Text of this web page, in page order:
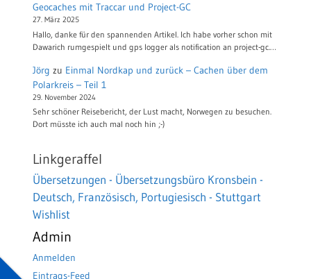
Geocaches mit Traccar und Project-GC
27. März 2025
Hallo, danke für den spannenden Artikel. Ich habe vorher schon mit
Dawarich rumgespielt und gps logger als notification an project-gc.…
Jörg zu Einmal Nordkap und zurück – Cachen über dem
Polarkreis – Teil 1
29. November 2024
Sehr schöner Reisebericht, der Lust macht, Norwegen zu besuchen.
Dort müsste ich auch mal noch hin ;-)
Linkgeraffel
Übersetzungen - Übersetzungsbüro Kronsbein -
Deutsch, Französisch, Portugiesisch - Stuttgart
Wishlist
Admin
Anmelden
Eintrags-Feed